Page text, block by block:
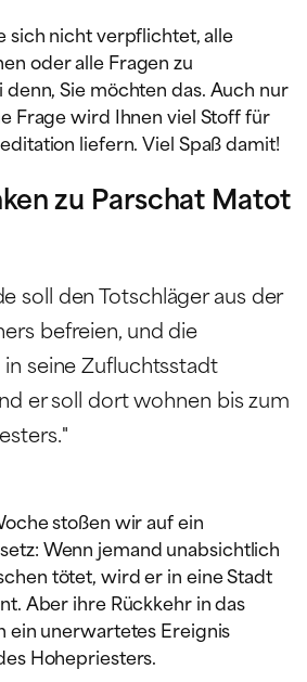
sich nicht verpflichtet, alle
oder alle Fragen zu
Sie möchten das. Auch nur
Frage wird Ihnen viel Stoff für
liefern. Viel Spaß damit!
zu Parschat Matot
soll den Totschläger aus der
befreien, und die
seine Zufluchtsstadt
er soll dort wohnen bis zum
stoßen wir auf ein
Wenn jemand unabsichtlich
tötet, wird er in eine Stadt
Aber ihre Rückkehr in das
ein unerwartetes Ereignis
Hohepriesters.